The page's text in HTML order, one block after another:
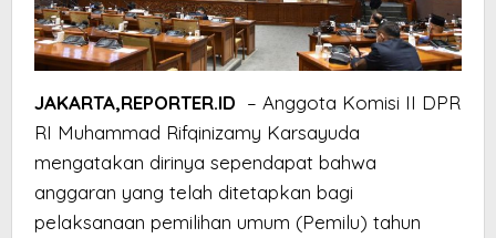
JAKARTA,REPORTER.ID – Anggota Komisi II DPR
RI Muhammad Rifqinizamy Karsayuda
mengatakan dirinya sependapat bahwa
anggaran yang telah ditetapkan bagi
pelaksanaan pemilihan umum (Pemilu) tahun